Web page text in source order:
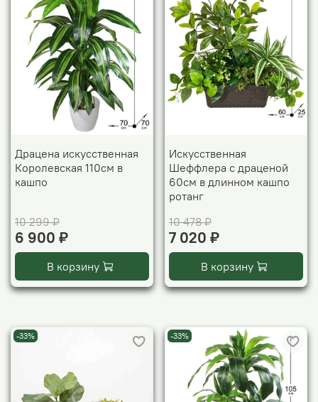
Драцена искусственная
Королевская 110см в
кашпо
10 299 ₽
6 900 ₽
В корзину
Искусственная
Шеффлера с драценой
60см в длинном кашпо
ротанг
10 478 ₽
7 020 ₽
В корзину
-33% -33%